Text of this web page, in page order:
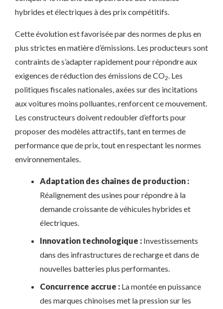
hybrides et électriques à des prix compétitifs.
Cette évolution est favorisée par des normes de plus en
plus strictes en matière d’émissions. Les producteurs sont
contraints de s’adapter rapidement pour répondre aux
exigences de réduction des émissions de CO2. Les
politiques fiscales nationales, axées sur des incitations
aux voitures moins polluantes, renforcent ce mouvement.
Les constructeurs doivent redoubler d’efforts pour
proposer des modèles attractifs, tant en termes de
performance que de prix, tout en respectant les normes
environnementales.
Adaptation des chaînes de production :
Réalignement des usines pour répondre à la
demande croissante de véhicules hybrides et
électriques.
Innovation technologique :Investissements
dans des infrastructures de recharge et dans de
nouvelles batteries plus performantes.
Concurrence accrue :La montée en puissance
des marques chinoises met la pression sur les